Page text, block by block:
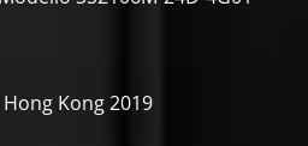
Kong 2019